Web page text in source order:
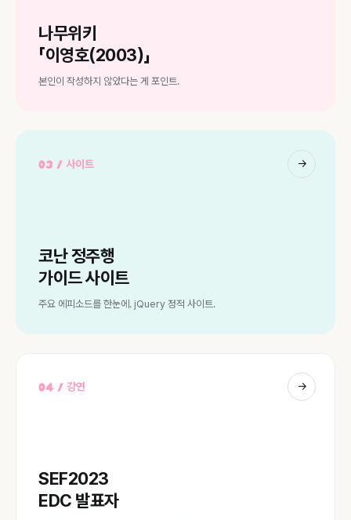
나무위키
「이영호(2003)」
본인이 작성하지 않았다는 게 포인트.
03 / 사이트
코난 정주행
가이드 사이트
주요 에피소드를 한눈에. jQuery 정적 사이트.
→
04 / 강연
SEF2023
EDC 발표자
→